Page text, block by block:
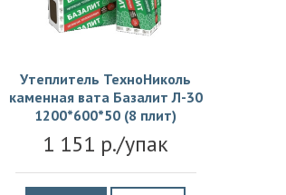
Утеплитель ТехноНиколь
каменная вата Базалит Л-30
1200*600*50 (8 плит)
1 151 р./упак